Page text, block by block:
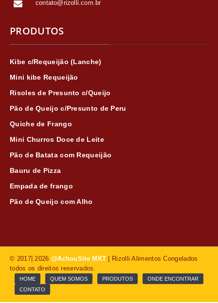
contato@rizolli.com.br
PRODUTOS
Kibe c/Requeijão (Lanche)
Mini kibe Requeijão
Risoles de Presunto c/Queijo
Pão de Queijo c/Presunto de Peru
Quiche de Frango
Mini Churros Doce de Leite
Pão de Batata com Requeijão
Bauru de Pizza
Empada de frango
Pão de Queijo com Alho
© 2017| 2026 @AchouSite MKT
| Rizolli Alimentos Congelados
todos os direitos reservados.
HOME QUEM SOMOS PRODUTOS
ONDE ENCONTRAR
CONTATO